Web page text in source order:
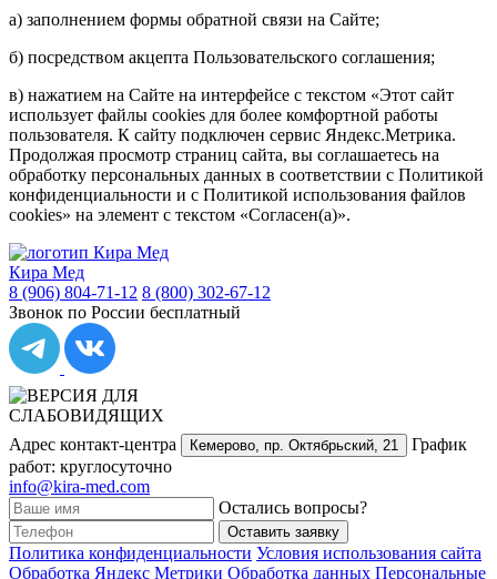
а) заполнением формы обратной связи на Сайте;
б) посредством акцепта Пользовательского соглашения;
в) нажатием на Сайте на интерфейсе с текстом «Этот сайт
использует файлы cookies для более комфортной работы
пользователя. К сайту подключен сервис Яндекс.Метрика.
Продолжая просмотр страниц сайта, вы соглашаетесь на
обработку персональных данных в соответствии с Политикой
конфиденциальности и с Политикой использования файлов
cookies» на элемент с текстом «Согласен(а)».
Кира Мед
8 (906) 804-71-12 8 (800) 302-67-12
Звонок по России бесплатный
Адрес контакт-центра Кемерово, пр. Октябрьский, 21
График
работ: круглосуточно
info@kira-med.com
Остались вопросы?
Оставить заявку
Политика конфиденциальности Условия использования сайта
Обработка Яндекс Метрики Обработка данных Персональные